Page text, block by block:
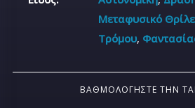
Μεταφυσικό
Τρόμου,
ΒΑΘΜΟΛΟΓΉΣΤΕ ΤΗΝ